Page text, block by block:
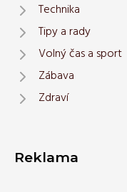
Technika
Tipy a rady
Volný čas a sport
Zábava
Zdraví
Reklama